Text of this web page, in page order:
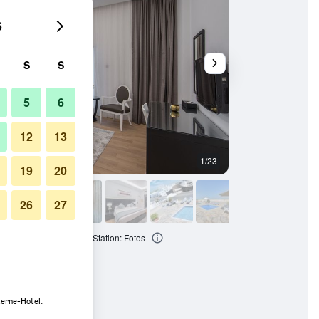
1/23
Al Barsha, Near Metro Station: Fotos
S S
5 6
12 13
19 20
26 27
Hotel.